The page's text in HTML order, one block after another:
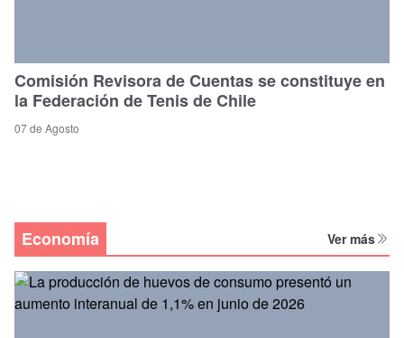
Comisión Revisora de Cuentas se constituye en
la Federación de Tenis de Chile
07 de Agosto
Economía Ver más